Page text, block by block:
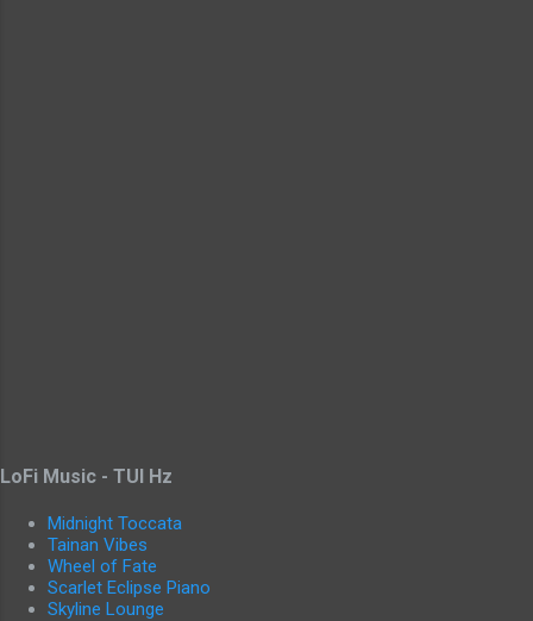
LoFi Music - TUI Hz
Midnight Toccata
Tainan Vibes
Wheel of Fate
Scarlet Eclipse Piano
Skyline Lounge